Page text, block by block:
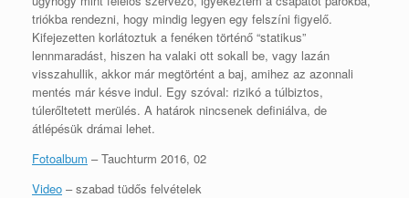
triókba rendezni, hogy mindig legyen egy felszíni figyelő.
Kifejezetten korlátoztuk a fenéken történő “statikus”
lennmaradást, hiszen ha valaki ott sokall be, vagy lazán
visszahullik, akkor már megtörtént a baj, amihez az azonnali
mentés már késve indul. Egy szóval: rizikó a túlbiztos,
túlerőltetett merülés. A határok nincsenek definiálva, de
átlépésük drámai lehet.
Fotoalbum – Tauchturm 2016, 02
Video – szabad tüdős felvételek